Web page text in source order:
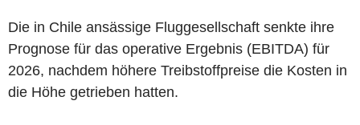
Die in Chile ansässige Fluggesellschaft senkte ihre
Prognose für das operative Ergebnis (EBITDA) für
2026, nachdem höhere Treibstoffpreise die Kosten in
die Höhe getrieben hatten.